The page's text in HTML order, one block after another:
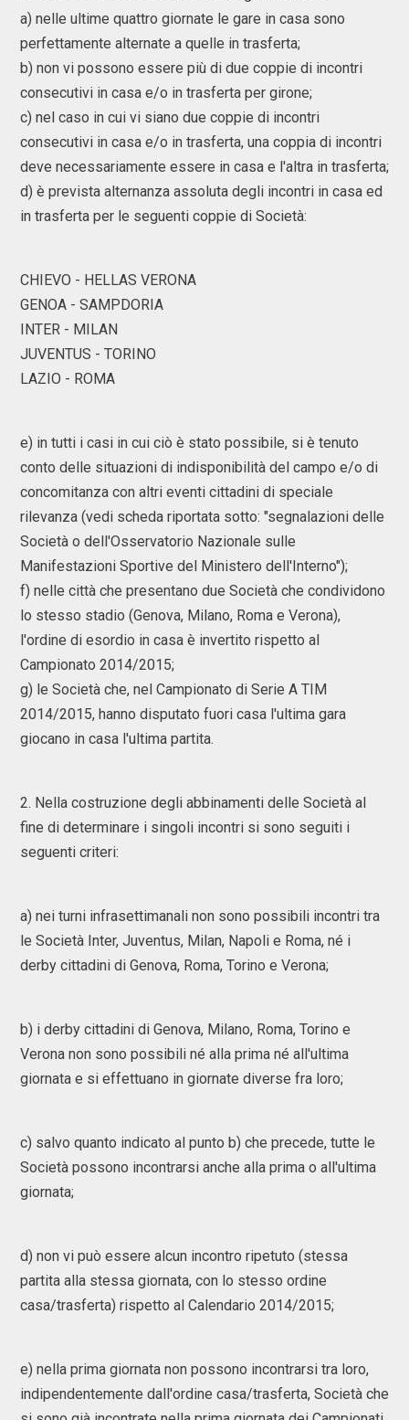
a) nelle ultime quattro giornate le gare in casa sono
perfettamente alternate a quelle in trasferta;
b) non vi possono essere più di due coppie di incontri
consecutivi in casa e/o in trasferta per girone;
c) nel caso in cui vi siano due coppie di incontri
consecutivi in casa e/o in trasferta, una coppia di incontri
deve necessariamente essere in casa e l'altra in trasferta;
d) è prevista alternanza assoluta degli incontri in casa ed
in trasferta per le seguenti coppie di Società:
CHIEVO - HELLAS VERONA
GENOA - SAMPDORIA
INTER - MILAN
JUVENTUS - TORINO
LAZIO - ROMA
e) in tutti i casi in cui ciò è stato possibile, si è tenuto
conto delle situazioni di indisponibilità del campo e/o di
concomitanza con altri eventi cittadini di speciale
rilevanza (vedi scheda riportata sotto: "segnalazioni delle
Società o dell'Osservatorio Nazionale sulle
Manifestazioni Sportive del Ministero dell'Interno");
f) nelle città che presentano due Società che condividono
lo stesso stadio (Genova, Milano, Roma e Verona),
l'ordine di esordio in casa è invertito rispetto al
Campionato 2014/2015;
g) le Società che, nel Campionato di Serie A TIM
2014/2015, hanno disputato fuori casa l'ultima gara
giocano in casa l'ultima partita.
2. Nella costruzione degli abbinamenti delle Società al
fine di determinare i singoli incontri si sono seguiti i
seguenti criteri:
a) nei turni infrasettimanali non sono possibili incontri tra
le Società Inter, Juventus, Milan, Napoli e Roma, né i
derby cittadini di Genova, Roma, Torino e Verona;
b) i derby cittadini di Genova, Milano, Roma, Torino e
Verona non sono possibili né alla prima né all'ultima
giornata e si effettuano in giornate diverse fra loro;
c) salvo quanto indicato al punto b) che precede, tutte le
Società possono incontrarsi anche alla prima o all'ultima
giornata;
d) non vi può essere alcun incontro ripetuto (stessa
partita alla stessa giornata, con lo stesso ordine
casa/trasferta) rispetto al Calendario 2014/2015;
e) nella prima giornata non possono incontrarsi tra loro,
indipendentemente dall'ordine casa/trasferta, Società che